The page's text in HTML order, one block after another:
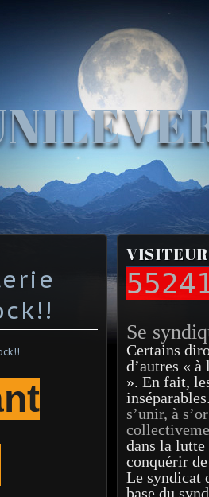
Se
Certains
d’autres «
». En fait,
s’unir, à
dans la lutte
conquérir
Le syndicat
base du